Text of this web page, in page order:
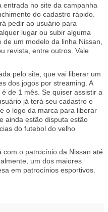
entrada no site da campanha
do cadastro rápido.
pedir ao usuário para
lugar ou subir alguma
um modelo da linha Nissan,
revista, entre outros. Vale
pelo site, que vai liberar um
dos jogos por streaming. A
de 1 mês. Se quiser assistir a
já terá seu cadastro e
o logo da marca para liberar
ainda estão disputa estão
do futebol do velho
com o patrocínio da Nissan até
um dos maiores
em patrocínios esportivos.